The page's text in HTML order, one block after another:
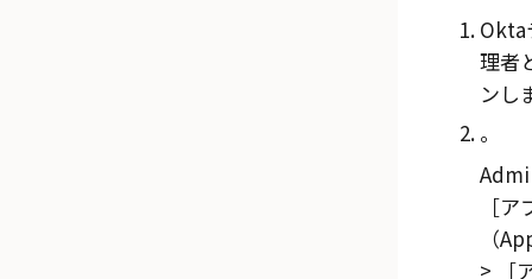
Okta
理者
ンし
。
ア
（